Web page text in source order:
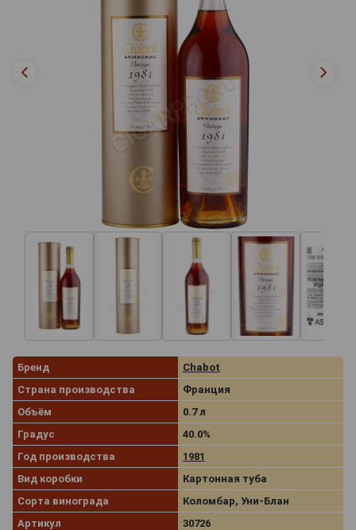
Бренд
Chabot
Страна производства
Франция
Объём
0.7 л
Градус
40.0%
Год производства
1981
Вид коробки
Картонная туба
Сорта винограда
Коломбар, Уни-Блан
Артикул
30726